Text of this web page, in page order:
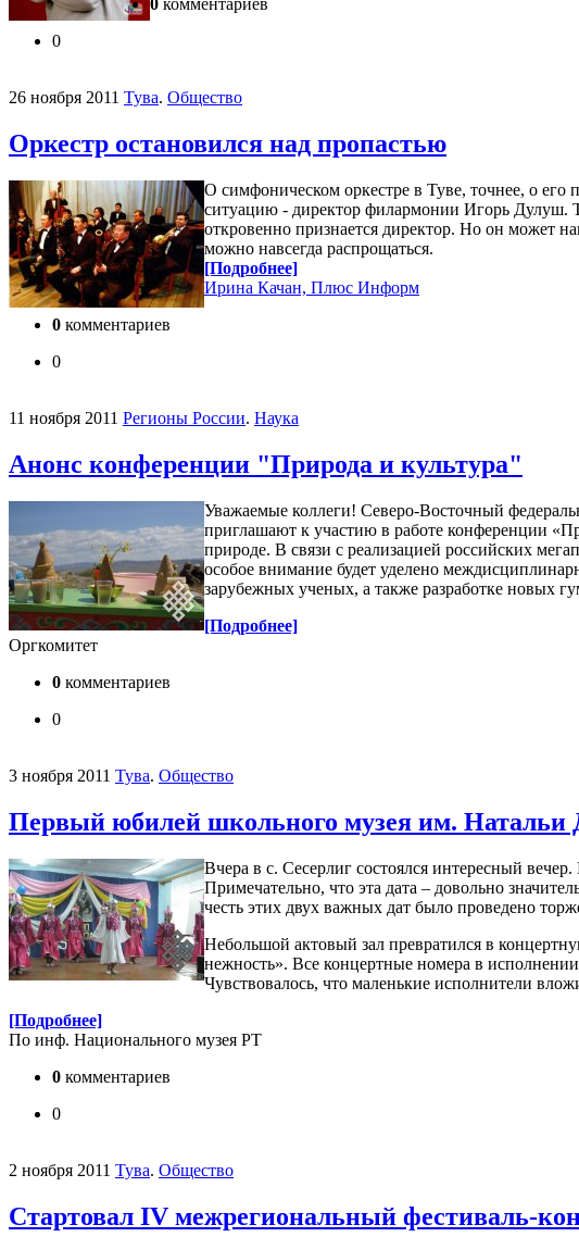
0 комментариев
0
26 ноября 2011 Тува. Общество
Оркестр остановился над пропастью
О симфоническом оркестре в Туве, точнее, о
ситуацию - директор филармонии Игорь Дулуш.
откровенно признается директор. Но он может
можно навсегда распрощаться.
[Подробнее]
Ирина Качан, Плюс Информ
0 комментариев
0
11 ноября 2011 Регионы России. Наука
Анонс конференции "Природа и культура"
Уважаемые коллеги! Северо-Восточный
приглашают к участию в работе конференции
природе. В связи с реализацией российских
особое внимание будет уделено
зарубежных ученых, а также разработке новых
[Подробнее]
Оргкомитет
0 комментариев
0
3 ноября 2011 Тува. Общество
Первый юбилей школьного музея им.
Вчера в с. Сесерлиг состоялся интересный
Примечательно, что эта дата – довольно
честь этих двух важных дат было проведено
Небольшой актовый зал превратился в
нежность». Все концертные номера в
Чувствовалось, что маленькие исполнители
[Подробнее]
По инф. Национального музея РТ
0 комментариев
0
2 ноября 2011 Тува. Общество
Стартовал IV межрегиональный фестиваль-